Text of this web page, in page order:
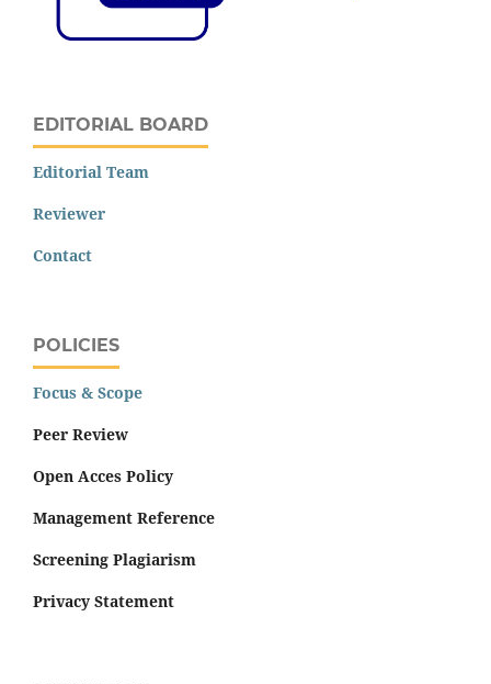
EDITORIAL BOARD
Editorial Team
Reviewer
Contact
POLICIES
Focus & Scope
Peer Review
Open Acces Policy
Management Reference
Screening Plagiarism
Privacy Statement